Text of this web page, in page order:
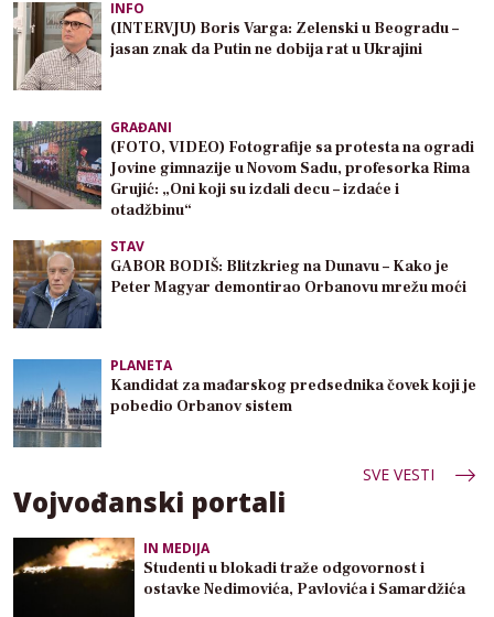
INFO
(INTERVJU) Boris Varga: Zelenski u Beogradu –
jasan znak da Putin ne dobija rat u Ukrajini
GRAĐANI
(FOTO, VIDEO) Fotografije sa protesta na ogradi
Jovine gimnazije u Novom Sadu, profesorka Rima
Grujić: „Oni koji su izdali decu – izdaće i
otadžbinu“
STAV
GABOR BODIŠ: Blitzkrieg na Dunavu – Kako je
Peter Magyar demontirao Orbanovu mrežu moći
PLANETA
Kandidat za mađarskog predsednika čovek koji je
pobedio Orbanov sistem
SVE VESTI
Vojvođanski portali
IN MEDIJA
Studenti u blokadi traže odgovornost i
ostavke Nedimovića, Pavlovića i Samardžića